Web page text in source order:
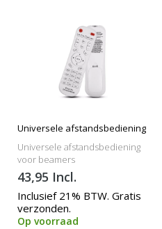
Universele afstandsbediening
Universele afstandsbediening
voor beamers
43,95 Incl.
Inclusief 21% BTW. Gratis
verzonden.
Op voorraad